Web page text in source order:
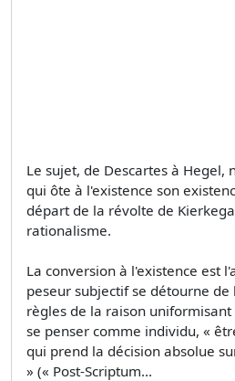
Le sujet, de Descartes à Hegel,
qui ôte à l'existence son
départ de la révolte de
rationalisme.
La conversion à l'existence est
peseur subjectif se détourne
règles de la raison
se penser comme individu, «
qui prend la décision absolue
» (« Post-Scriptum...